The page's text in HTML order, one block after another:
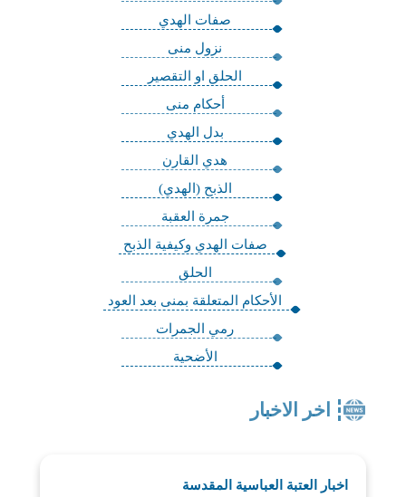
صفات الهدي
نزول منى
الحلق او التقصير
أحكام منى
بدل الهدي
هدي القارن
الذبح (الهدي)
جمرة العقبة
صفات الهدي وكيفية الذبح
الحلق
الأحكام المتعلقة بمنى بعد العود
رمي الجمرات
الأضحية
اخر الاخبار
اخبار العتبة العباسية المقدسة